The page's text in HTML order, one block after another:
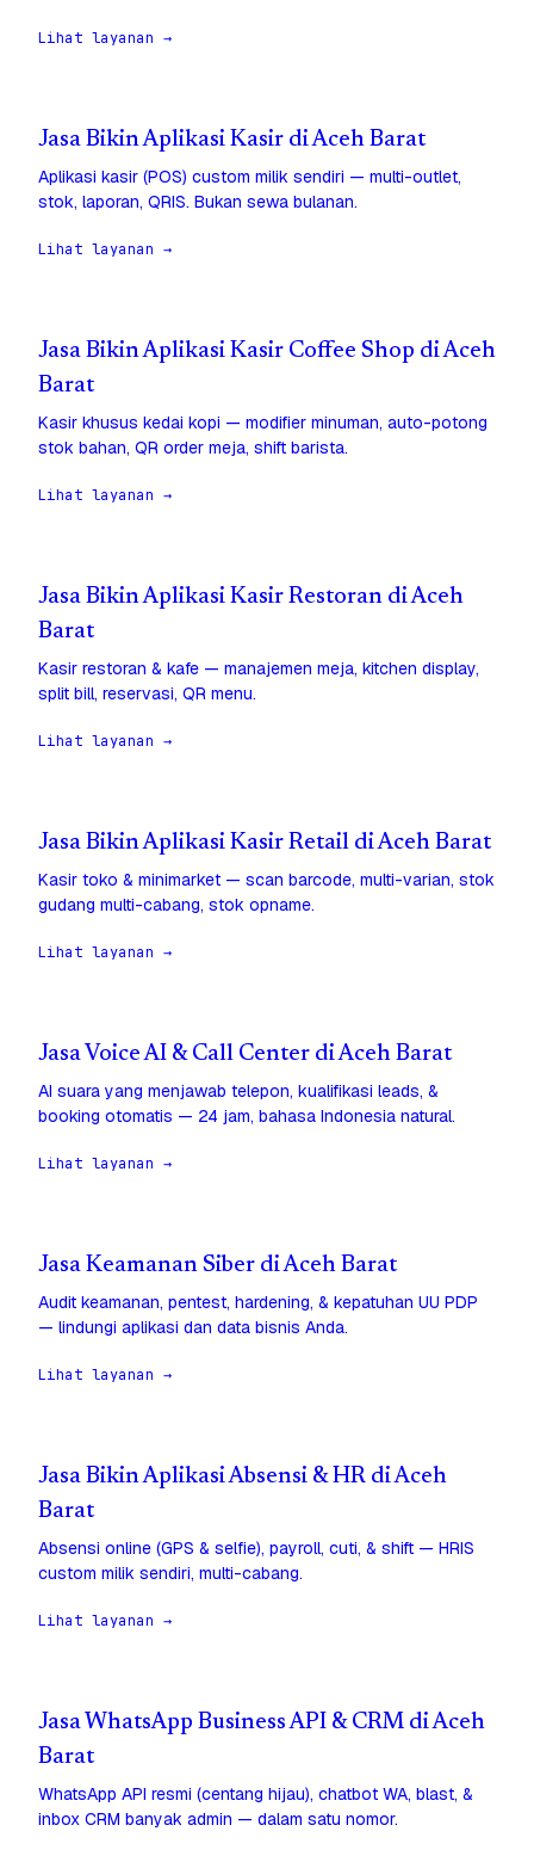
Lihat layanan →
Jasa Bikin Aplikasi Kasir di Aceh Barat
Aplikasi kasir (POS) custom milik sendiri — multi-outlet,
stok, laporan, QRIS. Bukan sewa bulanan.
Lihat layanan →
Jasa Bikin Aplikasi Kasir Coffee Shop di Aceh
Barat
Kasir khusus kedai kopi — modifier minuman, auto-potong
stok bahan, QR order meja, shift barista.
Lihat layanan →
Jasa Bikin Aplikasi Kasir Restoran di Aceh
Barat
Kasir restoran & kafe — manajemen meja, kitchen display,
split bill, reservasi, QR menu.
Lihat layanan →
Jasa Bikin Aplikasi Kasir Retail di Aceh Barat
Kasir toko & minimarket — scan barcode, multi-varian, stok
gudang multi-cabang, stok opname.
Lihat layanan →
Jasa Voice AI & Call Center di Aceh Barat
AI suara yang menjawab telepon, kualifikasi leads, &
booking otomatis — 24 jam, bahasa Indonesia natural.
Lihat layanan →
Jasa Keamanan Siber di Aceh Barat
Audit keamanan, pentest, hardening, & kepatuhan UU PDP
— lindungi aplikasi dan data bisnis Anda.
Lihat layanan →
Jasa Bikin Aplikasi Absensi & HR di Aceh
Barat
Absensi online (GPS & selfie), payroll, cuti, & shift — HRIS
custom milik sendiri, multi-cabang.
Lihat layanan →
Jasa WhatsApp Business API & CRM di Aceh
Barat
WhatsApp API resmi (centang hijau), chatbot WA, blast, &
inbox CRM banyak admin — dalam satu nomor.